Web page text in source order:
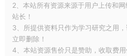
2、本站所有资源来源于用户上传和
站长！
3、所提供资料只作为学习研究之用
立即删除！
4、本站资源售价只是赞助，收取费